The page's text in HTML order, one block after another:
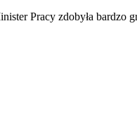
Pracy zdobyła